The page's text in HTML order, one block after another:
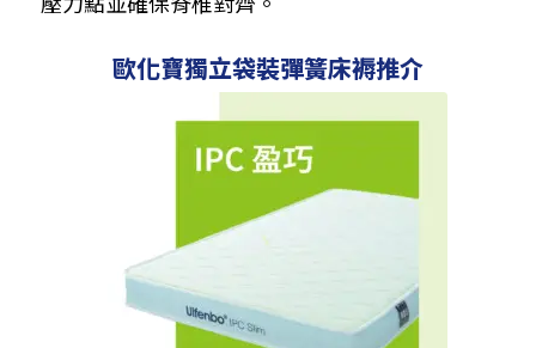
歐化寶獨立袋裝彈簧床褥推介